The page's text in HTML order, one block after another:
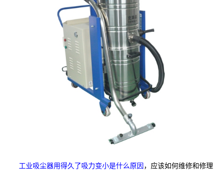
工业吸尘器用得久了吸力变小是什么原因 ，应该如何维修和修理